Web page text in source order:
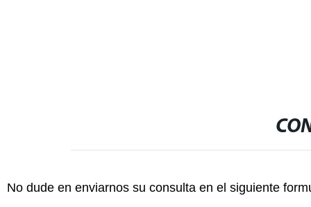
No dude en enviarnos su consulta en el siguiente